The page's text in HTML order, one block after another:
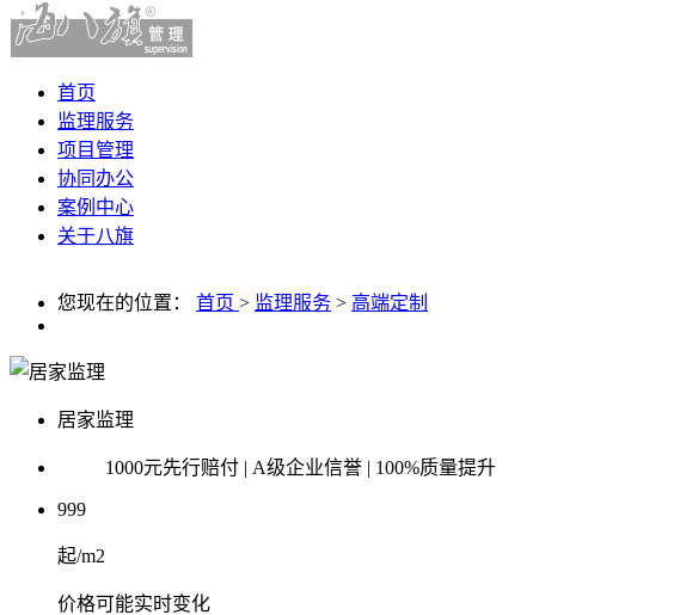
首页
监理服务
项目管理
协同办公
案例中心
关于八旗
您现在的位置： 首页 > 监理服务 > 高端定制
居家监理
1000元先行赔付 | A级企业信誉 | 100%质量提升
999
起/m2
价格可能实时变化